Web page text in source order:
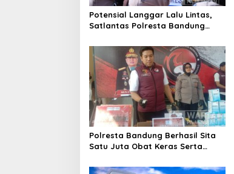
Potensial Langgar Lalu Lintas,
Satlantas Polresta Bandung
Brong
Polresta Bandung Berhasil Sita
Satu Juta Obat Keras Serta